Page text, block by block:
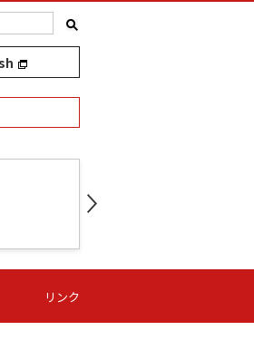
06 (日) 15:00
- -
リンク